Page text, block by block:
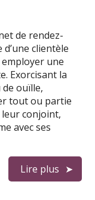
de rendez-
clientèle
une
Exorcisant la
ouïlle,
tout ou partie
conjoint,
avec ses
Lire plus